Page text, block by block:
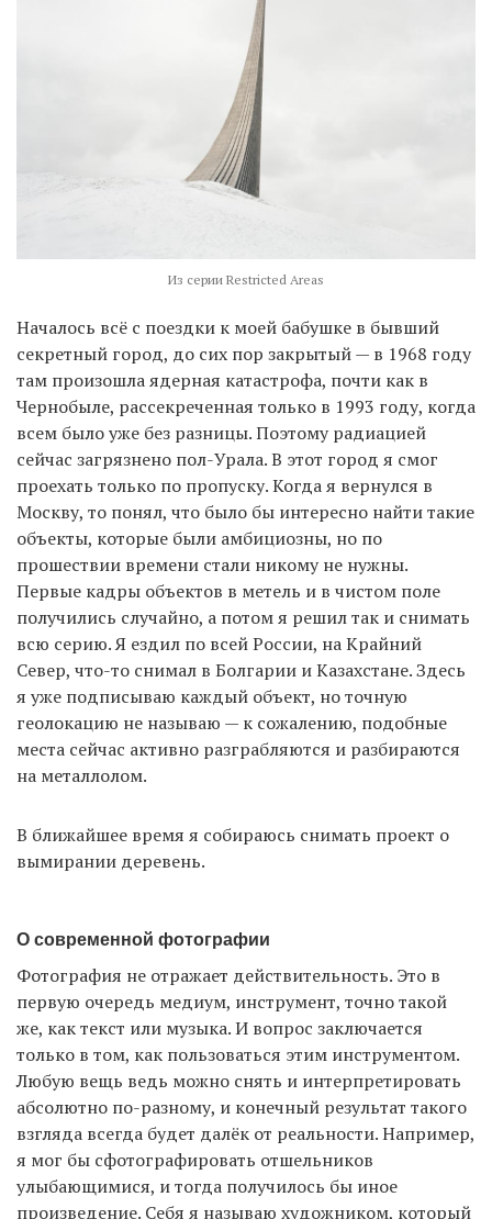
Из серии Restricted Areas
Началось всё с поездки к моей бабушке в бывший
секретный город, до сих пор закрытый — в 1968 году
там произошла ядерная катастрофа, почти как в
Чернобыле, рассекреченная только в 1993 году, когда
всем было уже без разницы. Поэтому радиацией
сейчас загрязнено пол-Урала. В этот город я смог
проехать только по пропуску. Когда я вернулся в
Москву, то понял, что было бы интересно найти такие
объекты, которые были амбициозны, но по
прошествии времени стали никому не нужны.
Первые кадры объектов в метель и в чистом поле
получились случайно, а потом я решил так и снимать
всю серию. Я ездил по всей России, на Крайний
Север, что-то снимал в Болгарии и Казахстане. Здесь
я уже подписываю каждый объект, но точную
геолокацию не называю — к сожалению, подобные
места сейчас активно разграбляются и разбираются
на металлолом.
В ближайшее время я собираюсь снимать проект о
вымирании деревень.
О современной фотографии
Фотография не отражает действительность. Это в
первую очередь медиум, инструмент, точно такой
же, как текст или музыка. И вопрос заключается
только в том, как пользоваться этим инструментом.
Любую вещь ведь можно снять и интерпретировать
абсолютно по-разному, и конечный результат такого
взгляда всегда будет далёк от реальности. Например,
я мог бы сфотографировать отшельников
улыбающимися, и тогда получилось бы иное
произведение. Себя я называю художником, который